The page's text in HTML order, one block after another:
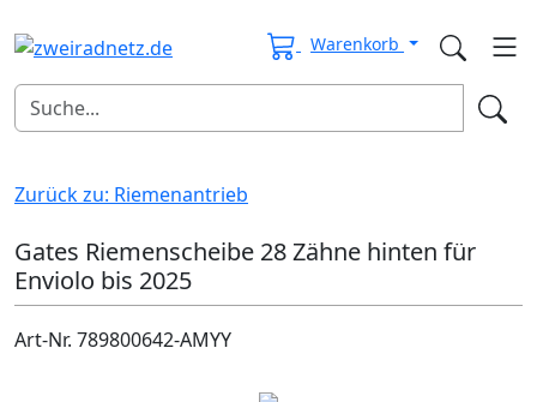
Warenkorb
Zurück zu: Riemenantrieb
Gates Riemenscheibe 28 Zähne hinten für
Enviolo bis 2025
Art-Nr. 789800642-AMYY